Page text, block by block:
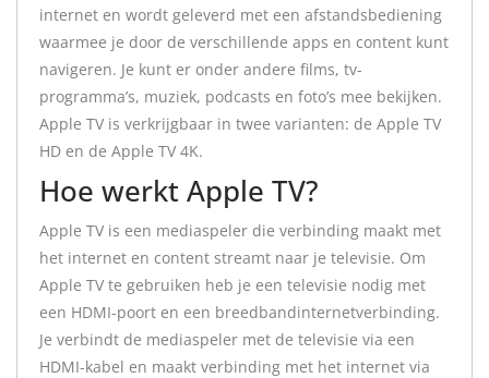
internet en wordt geleverd met een afstandsbediening
waarmee je door de verschillende apps en content kunt
navigeren. Je kunt er onder andere films, tv-
programma’s, muziek, podcasts en foto’s mee bekijken.
Apple TV is verkrijgbaar in twee varianten: de Apple TV
HD en de Apple TV 4K.
Hoe werkt Apple TV?
Apple TV is een mediaspeler die verbinding maakt met
het internet en content streamt naar je televisie. Om
Apple TV te gebruiken heb je een televisie nodig met
een HDMI-poort en een breedbandinternetverbinding.
Je verbindt de mediaspeler met de televisie via een
HDMI-kabel en maakt verbinding met het internet via